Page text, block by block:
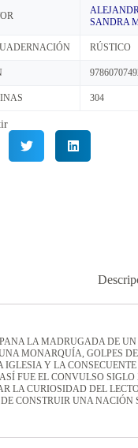
SANDRA
RÚSTICO
304
LA MADRUGADA DE
MONARQUÍA, GOLPES
IGLESIA Y LA
FUE EL CONVULSO
LA CURIOSIDAD DEL
CONSTRUIR UNA NACIÓN